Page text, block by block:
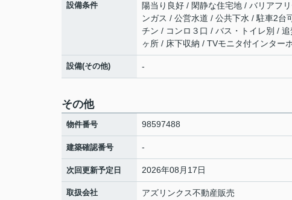
設備条件
陽当り良好 / 閑静な住宅地 / バリアフ
ンガス / 公営水道 / 公共下水 / 駐車2
チン / コンロ３口 / バス・トイレ別 /
ヶ所 / 床下収納 / TVモニタ付インター
設備(その他) -
その他
物件番号 98597488
建築確認番号 -
次回更新予定日 2026年08月17日
取扱会社
アズリンクス不動産販売